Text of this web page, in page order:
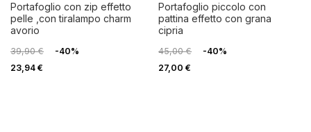
portafoglio con zip effetto
pelle ,con tiralampo charm
avorio
39,90 €
-40%
23,94 €
portafoglio piccolo con
pattina effetto con grana
cipria
45,00 €
-40%
27,00 €